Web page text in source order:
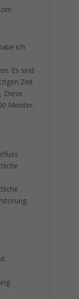
ich
Es sind
Zeit
Diese
Meister.